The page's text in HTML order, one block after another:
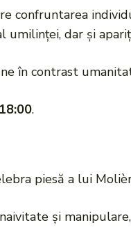
confruntarea
umilinței, dar și
în contrast
.
piesă a lui
și